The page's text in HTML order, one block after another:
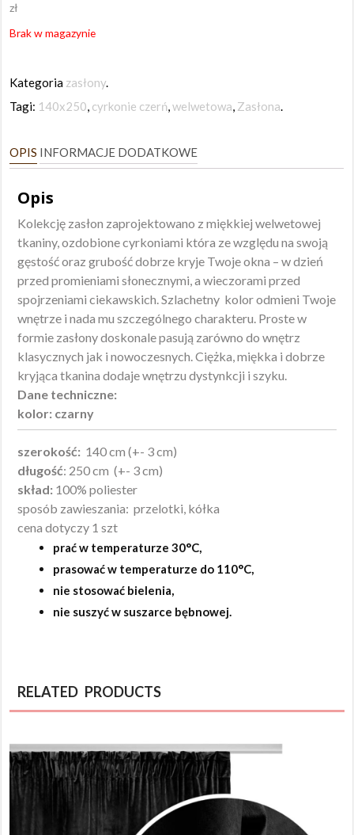
zł
Brak w magazynie
Kategoria zasłony.
Tagi: 140x250, cyrkonie czerń,welwetowa, Zasłona.
OPIS INFORMACJE DODATKOWE
Opis
Kolekcję zasłon zaprojektowano z miękkiej welwetowej
tkaniny, ozdobione cyrkoniami która ze względu na swoją
gęstość oraz grubość dobrze kryje Twoje okna – w dzień
przed promieniami słonecznymi, a wieczorami przed
spojrzeniami ciekawskich. Szlachetny kolor odmieni Twoje
wnętrze i nada mu szczególnego charakteru. Proste w
formie zasłony doskonale pasują zarówno do wnętrz
klasycznych jak i nowoczesnych. Ciężka, miękka i dobrze
kryjąca tkanina dodaje wnętrzu dystynkcji i szyku.
Dane techniczne:
kolor: czarny
szerokość: 140 cm (+- 3 cm)
długość: 250 cm (+- 3 cm)
skład: 100% poliester
sposób zawieszania: przelotki, kółka
cena dotyczy 1 szt
prać w temperaturze 30°C,
prasować w temperaturze do 110°C,
nie stosować bielenia,
nie suszyć w suszarce bębnowej.
RELATED PRODUCTS